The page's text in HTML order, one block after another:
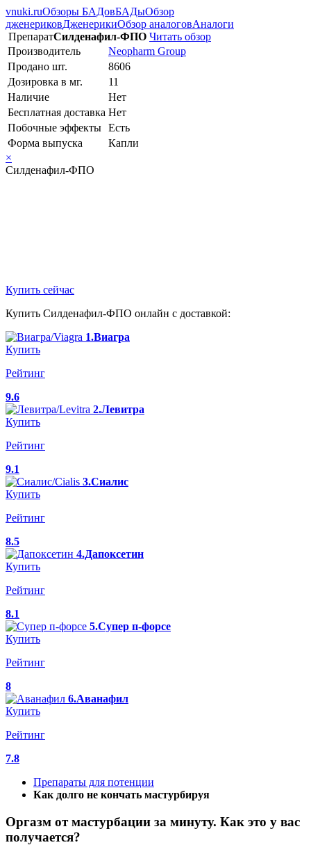
vnuki.ruОбзоры БАДовБАДыОбзор
дженериковДженерикиОбзор аналоговАналоги
ПрепаратСилденафил-ФПО Читать обзор
Производитель
Neopharm Group
Продано шт.
8606
Дозировка в мг.
11
Наличие
Нет
Бесплатная доставка Нет
Побочные эффекты Есть
Форма выпуска
Капли
×
Силденафил-ФПО
Купить сейчас
Купить Силденафил-ФПО онлайн с доставкой:
1.Виагра
Купить
Рейтинг
9.6
2.Левитра
Купить
Рейтинг
9.1
3.Сиалис
Купить
Рейтинг
8.5
4.Дапоксетин
Купить
Рейтинг
8.1
5.Супер п-форсе
Купить
Рейтинг
8
6.Аванафил
Купить
Рейтинг
7.8
Препараты для потенции
Как долго не кончать мастурбируя
Оргазм от мастурбации за минуту. Как это у вас
получается?